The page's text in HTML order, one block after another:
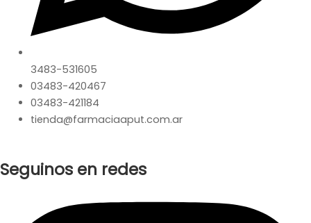
3483-531605
03483-420467
03483-421184
tienda@farmaciaaput.com.ar
Seguinos en redes